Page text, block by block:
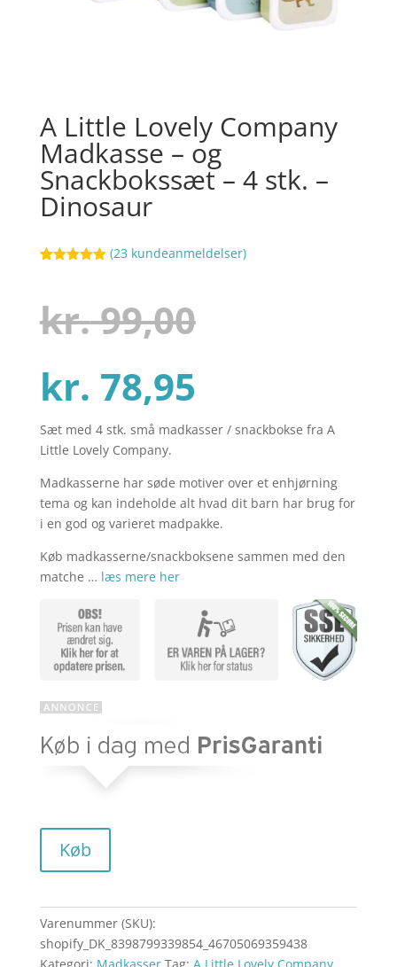
A Little Lovely Company
Madkasse – og
Snackbokssæt – 4 stk. –
Dinosaur
baseret på
kundebedøm
melser
(23 kundeanmeldelser)
kr.99,00
pris
var:
kr. 78,95
aktuelle
pris
kr. 78,95.
Sæt med 4 stk. små madkasser / snackbokse fra A
Little Lovely Company.
Madkasserne har søde motiver over et enhjørning
tema og kan indeholde alt hvad dit barn har brug for
i en god og varieret madpakke.
Køb madkasserne/snackboksene sammen med den
matche … læs mere her
Køb
Varenummer (SKU):
shopify_DK_8398799339854_46705069359438